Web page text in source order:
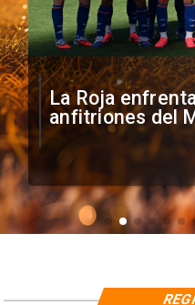
La Roja
anfitriones del